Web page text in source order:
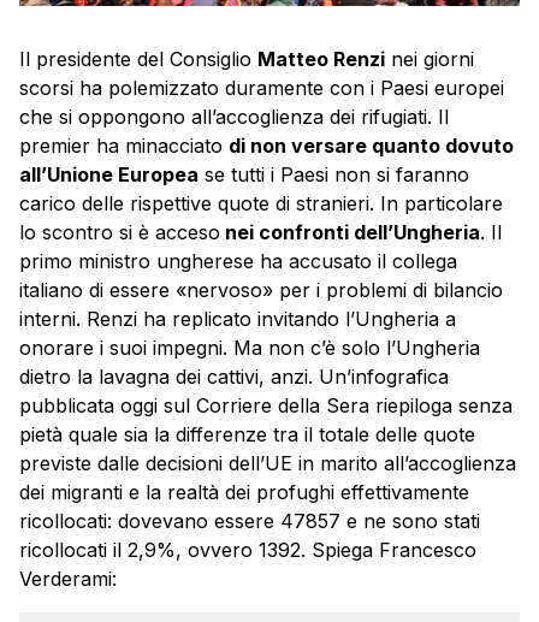
Il presidente del Consiglio Matteo Renzi nei giorni
scorsi ha polemizzato duramente con i Paesi europei
che si oppongono all’accoglienza dei rifugiati. Il
premier ha minacciato di non versare quanto dovuto
all’Unione Europea se tutti i Paesi non si faranno
carico delle rispettive quote di stranieri. In particolare
lo scontro si è acceso nei confronti dell’Ungheria. Il
primo ministro ungherese ha accusato il collega
italiano di essere «nervoso» per i problemi di bilancio
interni. Renzi ha replicato invitando l’Ungheria a
onorare i suoi impegni. Ma non c’è solo l’Ungheria
dietro la lavagna dei cattivi, anzi. Un’infografica
pubblicata oggi sul Corriere della Sera riepiloga senza
pietà quale sia la differenze tra il totale delle quote
previste dalle decisioni dell’UE in marito all’accoglienza
dei migranti e la realtà dei profughi effettivamente
ricollocati: dovevano essere 47857 e ne sono stati
ricollocati il 2,9%, ovvero 1392. Spiega Francesco
Verderami: